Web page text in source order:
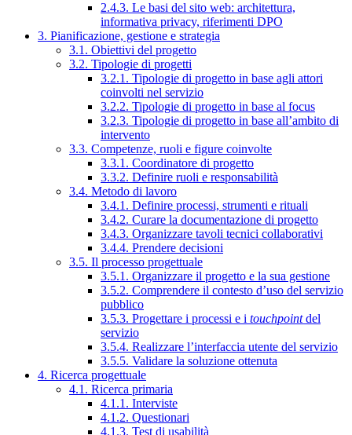
2.4.3. Le basi del sito web: architettura,
informativa privacy, riferimenti DPO
3. Pianificazione, gestione e strategia
3.1. Obiettivi del progetto
3.2. Tipologie di progetti
3.2.1. Tipologie di progetto in base agli attori
coinvolti nel servizio
3.2.2. Tipologie di progetto in base al focus
3.2.3. Tipologie di progetto in base all’ambito di
intervento
3.3. Competenze, ruoli e figure coinvolte
3.3.1. Coordinatore di progetto
3.3.2. Definire ruoli e responsabilità
3.4. Metodo di lavoro
3.4.1. Definire processi, strumenti e rituali
3.4.2. Curare la documentazione di progetto
3.4.3. Organizzare tavoli tecnici collaborativi
3.4.4. Prendere decisioni
3.5. Il processo progettuale
3.5.1. Organizzare il progetto e la sua gestione
3.5.2. Comprendere il contesto d’uso del servizio
pubblico
3.5.3. Progettare i processi e i touchpointdel
servizio
3.5.4. Realizzare l’interfaccia utente del servizio
3.5.5. Validare la soluzione ottenuta
4. Ricerca progettuale
4.1. Ricerca primaria
4.1.1. Interviste
4.1.2. Questionari
4.1.3. Test di usabilità